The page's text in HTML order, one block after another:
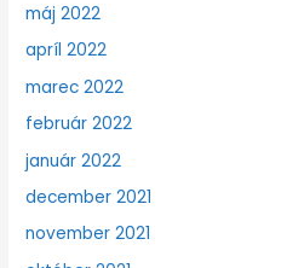
máj 2022
apríl 2022
marec 2022
február 2022
január 2022
december 2021
november 2021